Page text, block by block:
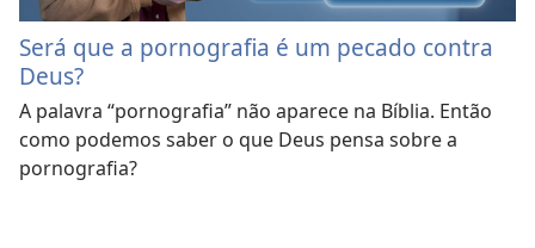
Será que a pornografia é um pecado contra
Deus?
A palavra “pornografia” não aparece na Bíblia. Então
como podemos saber o que Deus pensa sobre a
pornografia?